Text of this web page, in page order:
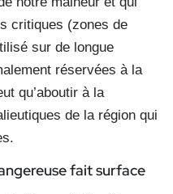
critiques (zones de
sur de longue
réservées à la
qu’aboutir à la
de la région qui
fait surface